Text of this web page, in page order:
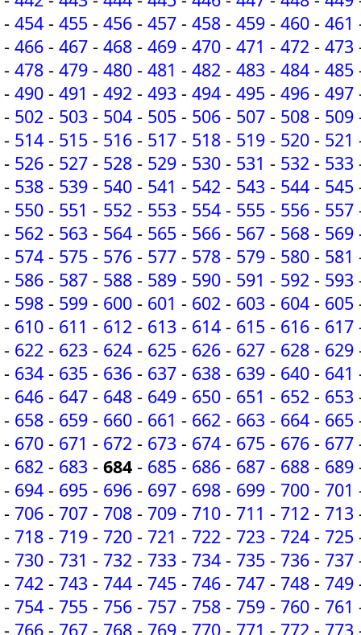
- 454 - 455 - 456 - 457 - 458 - 459 - 460 - 461
- 466 - 467 - 468 - 469 - 470 - 471 - 472 - 473
- 478 - 479 - 480 - 481 - 482 - 483 - 484 - 485
- 490 - 491 - 492 - 493 - 494 - 495 - 496 - 497
- 502 - 503 - 504 - 505 - 506 - 507 - 508 - 509
- 514 - 515 - 516 - 517 - 518 - 519 - 520 - 521
- 526 - 527 - 528 - 529 - 530 - 531 - 532 - 533
- 538 - 539 - 540 - 541 - 542 - 543 - 544 - 545
- 550 - 551 - 552 - 553 - 554 - 555 - 556 - 557
- 562 - 563 - 564 - 565 - 566 - 567 - 568 - 569
- 574 - 575 - 576 - 577 - 578 - 579 - 580 - 581
- 586 - 587 - 588 - 589 - 590 - 591 - 592 - 593
- 598 - 599 - 600 - 601 - 602 - 603 - 604 - 605
- 610 - 611 - 612 - 613 - 614 - 615 - 616 - 617
- 622 - 623 - 624 - 625 - 626 - 627 - 628 - 629
- 634 - 635 - 636 - 637 - 638 - 639 - 640 - 641
- 646 - 647 - 648 - 649 - 650 - 651 - 652 - 653
- 658 - 659 - 660 - 661 - 662 - 663 - 664 - 665
- 670 - 671 - 672 - 673 - 674 - 675 - 676 - 677
- 682 - 683 - 684 - 685 - 686 - 687 - 688 - 689
- 694 - 695 - 696 - 697 - 698 - 699 - 700 - 701
- 706 - 707 - 708 - 709 - 710 - 711 - 712 - 713
- 718 - 719 - 720 - 721 - 722 - 723 - 724 - 725
- 730 - 731 - 732 - 733 - 734 - 735 - 736 - 737
- 742 - 743 - 744 - 745 - 746 - 747 - 748 - 749
- 754 - 755 - 756 - 757 - 758 - 759 - 760 - 761
- 766 - 767 - 768 - 769 - 770 - 771 - 772 - 773